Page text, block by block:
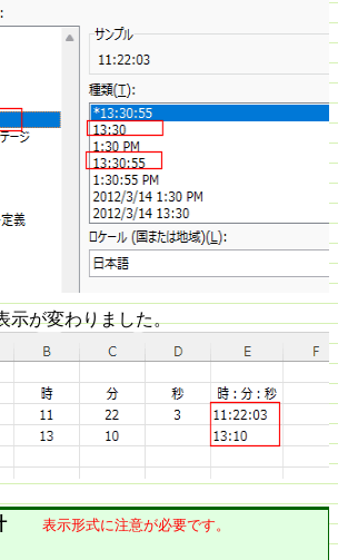
示が変わりました。
表示形式に注意が必要です。